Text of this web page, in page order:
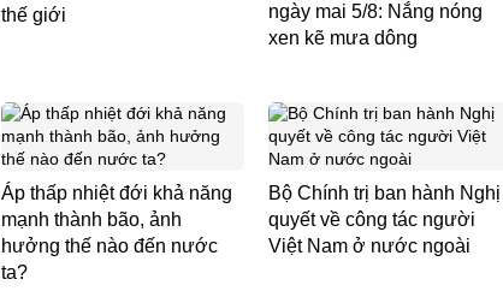
thế giới
ngày mai 5/8: Nắng nóng
xen kẽ mưa dông
Áp thấp nhiệt đới khả năng
mạnh thành bão, ảnh
hưởng thế nào đến nước
ta?
Bộ Chính trị ban hành Nghị
quyết về công tác người
Việt Nam ở nước ngoài